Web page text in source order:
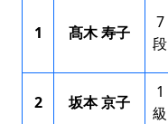
1 髙木 寿子
7
段
2 坂本 京子
1
級